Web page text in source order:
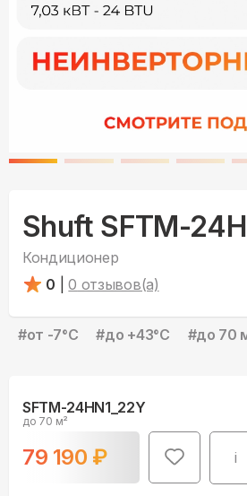
Shuft SFTM-
Кондиционер
0
0 отзывов(а)
#от -7°С #до +43°С #до 70
SFTM-24HN1_22Y
до 70 м²
79 190 ₽ i